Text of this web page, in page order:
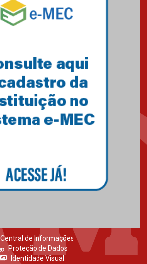
Professora do Mackenzie é
finalista do Prêmio Jabuti com
obra sobre ética e arquitetura
contemporânea
Semana Internacional
Mackenzie promove parcerias
internacionais
03.08.2026
03.08.2026
Central de Informações
Proteção de Dados
Identidade Visual